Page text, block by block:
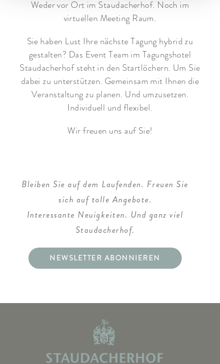
Weder vor Ort im Staudacherhof. Noch im
virtuellen Meeting Raum.
Sie haben Lust Ihre nächste Tagung hybrid zu
gestalten? Das Event Team im Tagungshotel
Staudacherhof steht in den Startlöchern. Um Sie
dabei zu unterstützen. Gemeinsam mit Ihnen die
Veranstaltung zu planen. Und umzusetzen.
Individuell und flexibel.
Wir freuen uns auf Sie!
Bleiben Sie auf dem Laufenden. Freuen Sie
sich auf tolle Angebote.
Interessante Neuigkeiten. Und ganz viel
Staudacherhof.
NEWSLETTER ABONNIEREN